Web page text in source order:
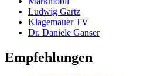
Ludwig Gartz
Klagemauer TV
Dr. Daniele Ganser
Empfehlungen